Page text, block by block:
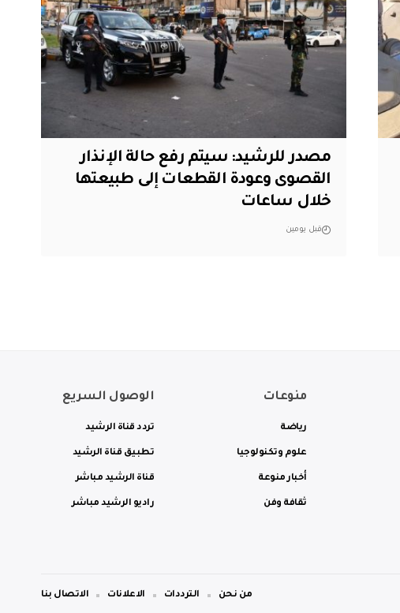
مصدر للرشيد: سيتم رفع حالة الإنذار
القصوى وعودة القطعات إلى طبيعتها
خلال ساعات
قبل يومين
منوعات
رياضة
علوم وتكنولوجيا
أخبار منوعة
ثقافة وفن
الوصول السريع
تردد قناة الرشيد
تطبيق قناة الرشيد
قناة الرشيد مباشر
راديو الرشيد مباشر
من نحن الترددات الاعلانات الاتصال بنا